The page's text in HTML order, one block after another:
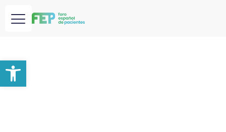
Abrir barra de herramientas